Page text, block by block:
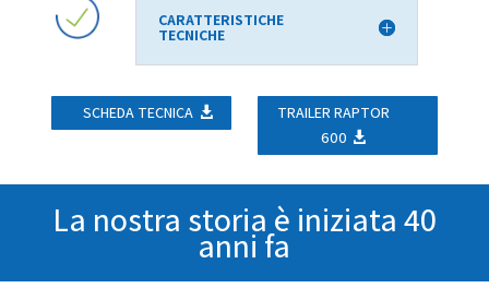
CARATTERISTICHE
TECNICHE
SCHEDA TECNICA
TRAILER RAPTOR
600
La nostra storia è iniziata 40
anni fa